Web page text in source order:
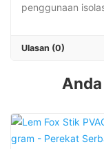
penggunaan
Ulasan (0)